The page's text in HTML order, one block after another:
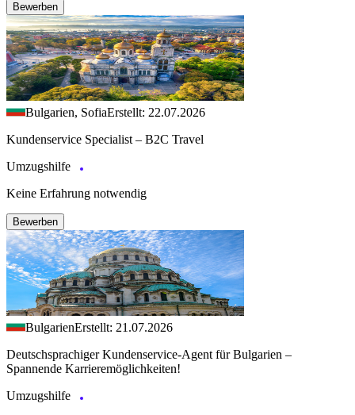
Bewerben
Bulgarien, SofiaErstellt: 22.07.2026
Kundenservice Specialist – B2C Travel
Umzugshilfe
Keine Erfahrung notwendig
Bewerben
BulgarienErstellt: 21.07.2026
Deutschsprachiger Kundenservice-Agent für Bulgarien –
Spannende Karrieremöglichkeiten!
Umzugshilfe